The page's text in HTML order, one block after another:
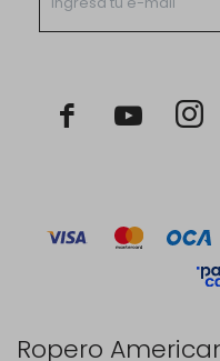
Ropero
 